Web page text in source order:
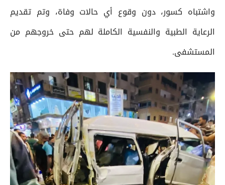
واشتباه كسور، دون وقوع أي حالات وفاة، وتم تقديم
الرعاية الطبية والنفسية الكاملة لهم حتى خروجهم من
المستشفى.